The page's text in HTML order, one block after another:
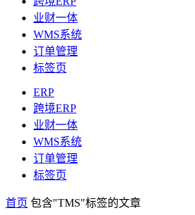
业财一体
WMS系统
订单管理
标签页
ERP
跨境ERP
业财一体
WMS系统
订单管理
标签页
首页 包含"TMS"标签的文章